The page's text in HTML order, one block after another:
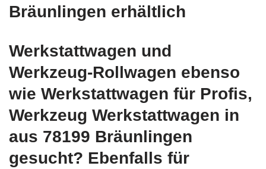
Bräunlingen erhältlich
Werkstattwagen und
Werkzeug-Rollwagen ebenso
wie Werkstattwagen für Profis,
Werkzeug Werkstattwagen in
aus 78199 Bräunlingen
gesucht? Ebenfalls für